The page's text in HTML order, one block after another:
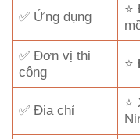
✅ Ứng dụng
✅ Đơn vị thi
công
⭐
✅ Địa chỉ